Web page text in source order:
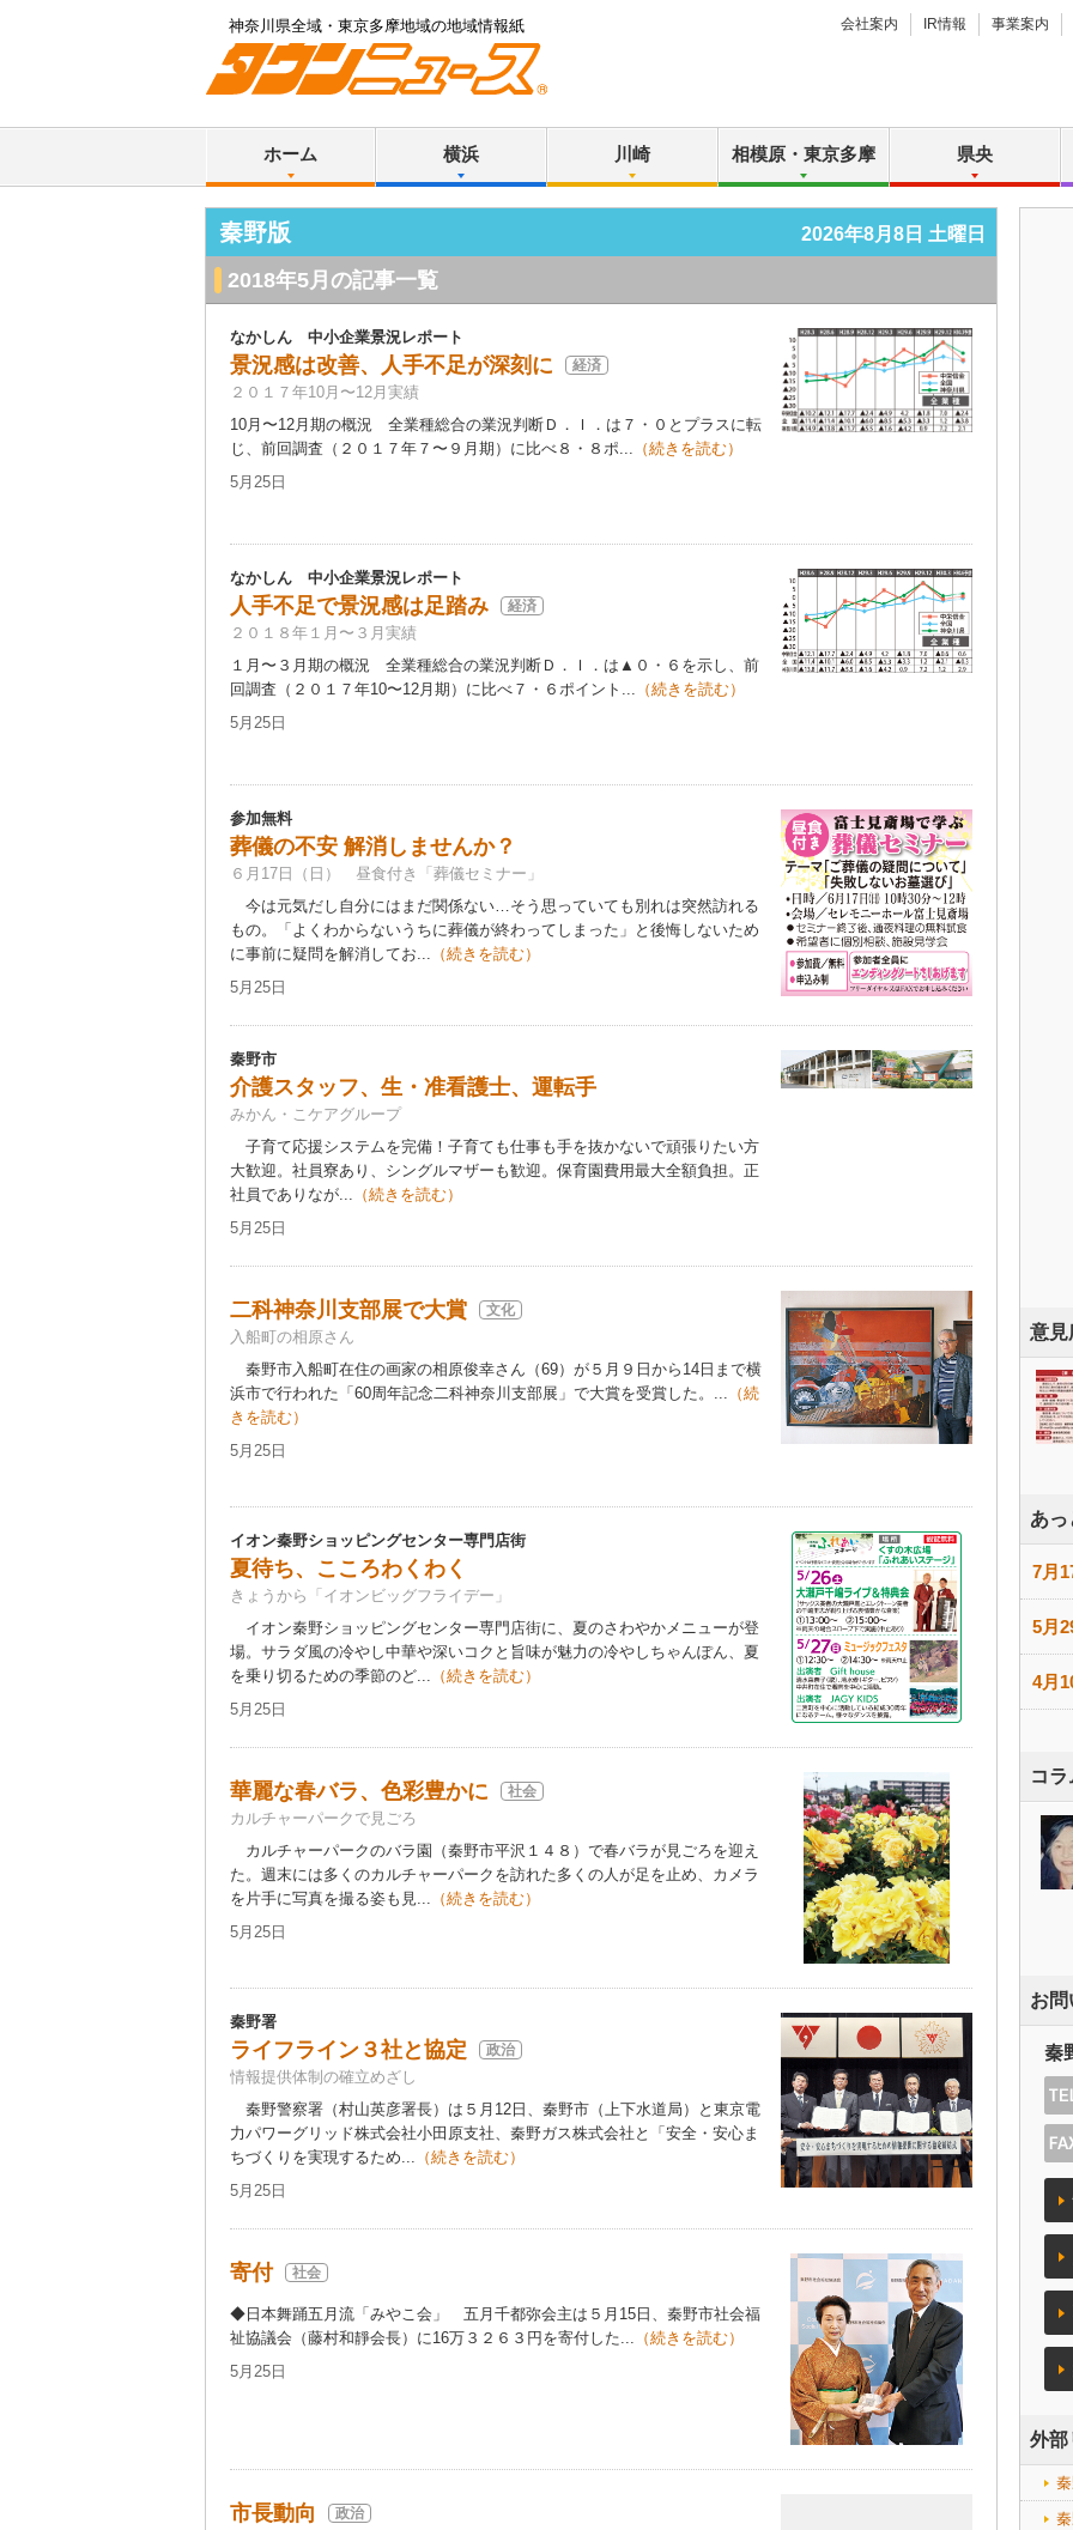
神奈川県全域・東京多摩地域の地域情報紙 会社案内 IR情報 事業案内
ホーム 横浜 川崎 相模原・東京多摩 県央
秦野版 2026年8月8日 土曜日
2018年5月の記事一覧
なかしん 中小企業景況レポート
景況感は改善、人手不足が深刻に 経済
２０１７年10月〜12月実績
10月〜12月期の概況 全業種総合の業況判断Ｄ．Ｉ．は７・０とプラスに転
じ、前回調査（２０１７年７〜９月期）に比べ８・８ポ... （続きを読む）
5月25日
なかしん 中小企業景況レポート
人手不足で景況感は足踏み 経済
２０１８年１月〜３月実績
１月〜３月期の概況 全業種総合の業況判断Ｄ．Ｉ．は▲０・６を示し、前
回調査（２０１７年10〜12月期）に比べ７・６ポイント... （続きを読む）
5月25日
参加無料
葬儀の不安 解消しませんか？
６月17日（日） 昼食付き「葬儀セミナー」
今は元気だし自分にはまだ関係ない…そう思っていても別れは突然訪れる
もの。「よくわからないうちに葬儀が終わってしまった」と後悔しないため
に事前に疑問を解消してお... （続きを読む）
5月25日
秦野市
介護スタッフ、生・准看護士、運転手
みかん・こケアグループ
子育て応援システムを完備！子育ても仕事も手を抜かないで頑張りたい方
大歓迎。社員寮あり、シングルマザーも歓迎。保育園費用最大全額負担。正
社員でありなが... （続きを読む）
5月25日
二科神奈川支部展で大賞 文化
入船町の相原さん
秦野市入船町在住の画家の相原俊幸さん（69）が５月９日から14日まで横
浜市で行われた「60周年記念二科神奈川支部展」で大賞を受賞した。... （続
きを読む）
5月25日
イオン秦野ショッピングセンター専門店街
夏待ち、こころわくわく
きょうから「イオンビッグフライデー」
イオン秦野ショッピングセンター専門店街に、夏のさわやかメニューが登
場。サラダ風の冷やし中華や深いコクと旨味が魅力の冷やしちゃんぽん、夏
を乗り切るための季節のど... （続きを読む）
5月25日
華麗な春バラ、色彩豊かに 社会
カルチャーパークで見ごろ
カルチャーパークのバラ園（秦野市平沢１４８）で春バラが見ごろを迎え
た。週末には多くのカルチャーパークを訪れた多くの人が足を止め、カメラ
を片手に写真を撮る姿も見... （続きを読む）
5月25日
秦野署
ライフライン３社と協定 政治
情報提供体制の確立めざし
秦野警察署（村山英彦署長）は５月12日、秦野市（上下水道局）と東京電
力パワーグリッド株式会社小田原支社、秦野ガス株式会社と「安全・安心ま
ちづくりを実現するため... （続きを読む）
5月25日
寄付 社会
◆日本舞踊五月流「みやこ会」 五月千都弥会主は５月15日、秦野市社会福
祉協議会（藤村和靜会長）に16万３２６３円を寄付した... （続きを読む）
5月25日
市長動向 政治
意見
あっ
7月
5月
4月
コラ
お問
秦
外部